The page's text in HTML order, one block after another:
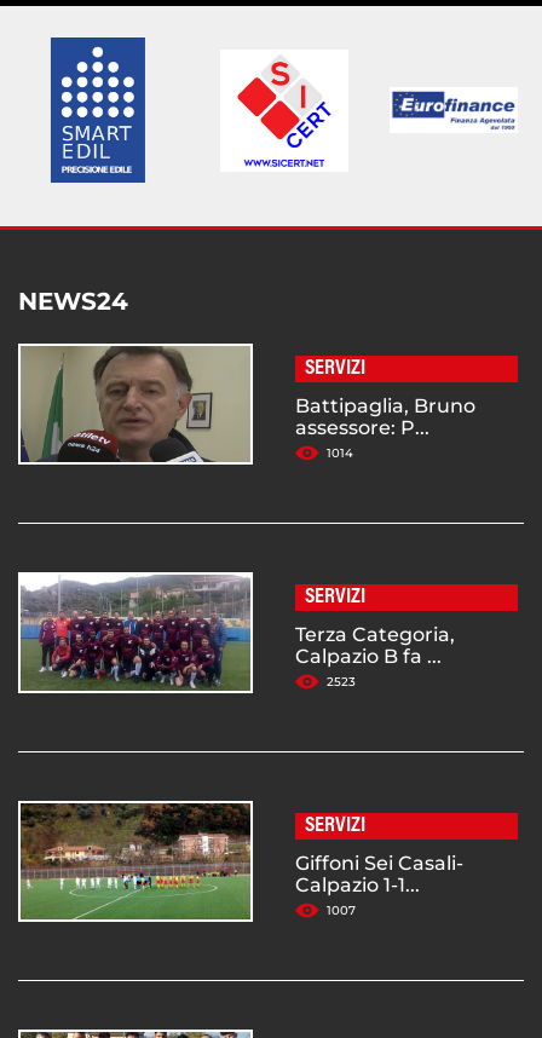
NEWS24
SERVIZI
Battipaglia, Bruno
assessore: P...
1014
SERVIZI
Terza Categoria,
Calpazio B fa ...
2523
SERVIZI
Giffoni Sei Casali-
Calpazio 1-1...
1007